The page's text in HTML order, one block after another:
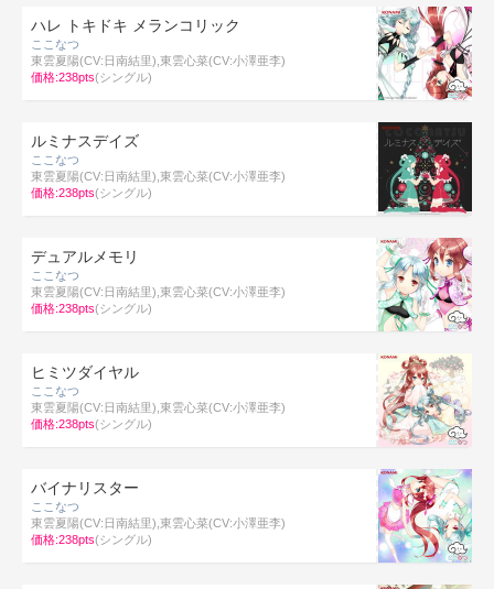
ハレ トキドキ メランコリック
ここなつ
東雲夏陽(CV:日南結里),東雲心菜(CV:小澤亜李)
価格:238pts(シングル)
ルミナスデイズ
ここなつ
東雲夏陽(CV:日南結里),東雲心菜(CV:小澤亜李)
価格:238pts(シングル)
デュアルメモリ
ここなつ
東雲夏陽(CV:日南結里),東雲心菜(CV:小澤亜李)
価格:238pts(シングル)
ヒミツダイヤル
ここなつ
東雲夏陽(CV:日南結里),東雲心菜(CV:小澤亜李)
価格:238pts(シングル)
バイナリスター
ここなつ
東雲夏陽(CV:日南結里),東雲心菜(CV:小澤亜李)
価格:238pts(シングル)